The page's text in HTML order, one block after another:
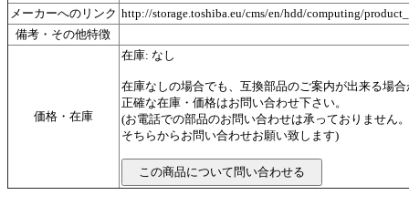
メーカーへのリンク http://storage.toshiba.eu/cms/en/hdd/computing/
備考・その他特徴
価格・在庫
在庫: なし
在庫なしの場合でも、互換部品のご案内が出来る場
正確な在庫・価格はお問い合わせ下さい。
(お電話での部品のお問い合わせは承っておりません
そちらからお問い合わせお願い致します)